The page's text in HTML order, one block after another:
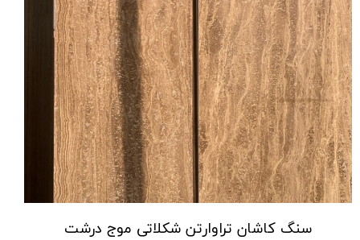
سنگ کاشان تراوارتن شکلاتی موج درشت